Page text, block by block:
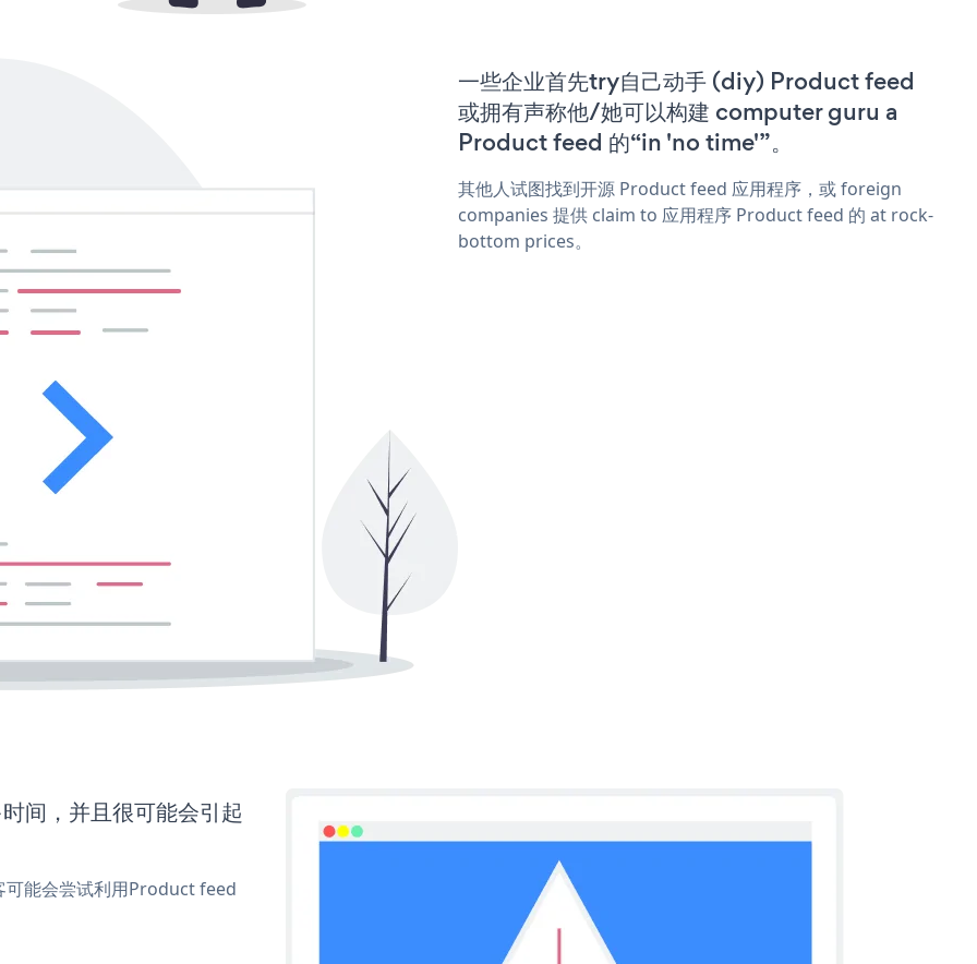
一些企业首先try自己动手 (diy) Product feed
或拥有声称他/她可以构建 computer guru a
Product feed 的“in 'no time'”。
其他人试图找到开源 Product feed 应用程序，或 foreign
companies 提供 claim to 应用程序 Product feed 的 at rock-
bottom prices。
间，并且很可能会引起
可能会尝试利用Product feed